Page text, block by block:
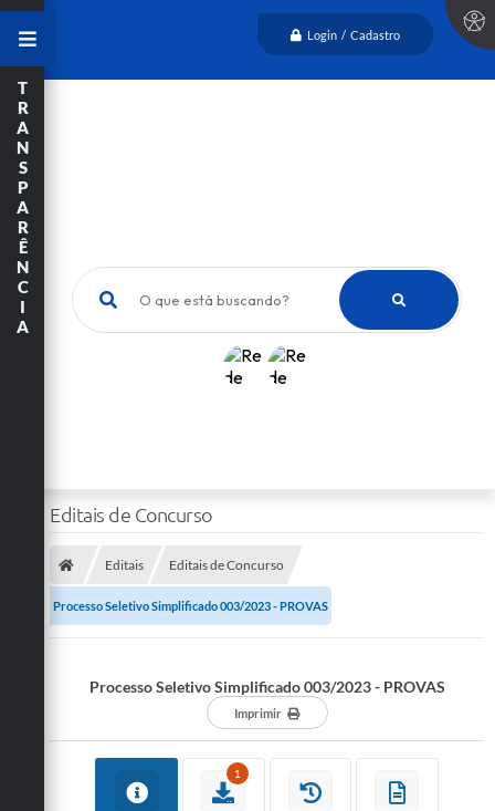
Login / Cadastro
O que está buscando?
T
R
A
N
S
P
A
R
Ê
N
C
I
A
Editais de Concurso
Editais Editais de Concurso
Processo Seletivo Simplificado 003/2023 - PROVAS
Processo Seletivo Simplificado 003/2023 - PROVAS
Imprimir
1